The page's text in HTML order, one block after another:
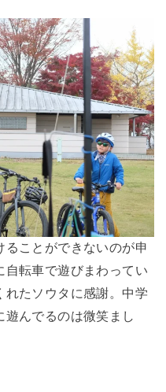
ることができないのが申
自転車で遊びまわってい
れたソウタに感謝。中学
んでるのは微笑まし